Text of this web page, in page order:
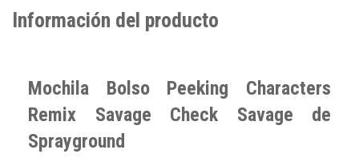
Información del producto
Mochila Bolso Peeking Characters
Remix Savage Check Savage de
Sprayground